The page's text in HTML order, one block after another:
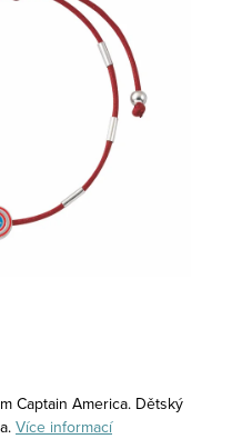
Captain America. Dětský
Více informací